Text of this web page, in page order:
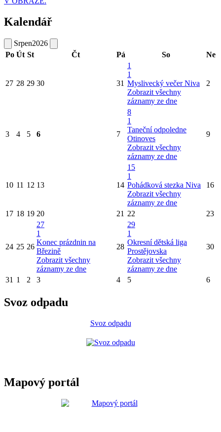
Kalendář
Srpen2026
Po Út St Čt Pá So Ne
27 28 29 30 31
1
1
Myslivecký večer Niva
Zobrazit všechny
záznamy ze dne
2
3 4 5 6 7
8
1
Taneční odpoledne
Otinoves
Zobrazit všechny
záznamy ze dne
9
10 11 12 13 14
15
1
Pohádková stezka Niva
Zobrazit všechny
záznamy ze dne
16
17 18 19 20 21 22 23
24 25 26
27
1
Konec prázdnin na
Březině
Zobrazit všechny
záznamy ze dne
28
29
1
Okresní dětská liga
Prostějovska
Zobrazit všechny
záznamy ze dne
30
31 1 2 3 4 5 6
Svoz odpadu
Svoz odpadu
Mapový portál